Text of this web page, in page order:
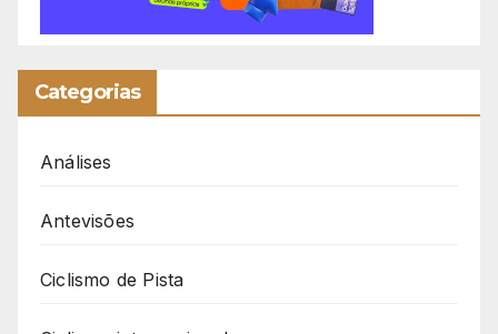
Categorias
Análises
Antevisões
Ciclismo de Pista